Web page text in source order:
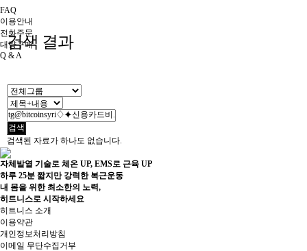
FAQ
이용안내
전화주문
대량구매
Q & A
검색 결과
검색
검색된 자료가 하나도 없습니다.
자체발열 기술로 체온 UP, EMS로 근육 UP
하루 25분 짧지만 강력한 복근운동
내 몸을 위한 최소한의 노력,
히트니스로 시작하세요
히트니스 소개
이용약관
개인정보처리방침
이메일 무단수집거부